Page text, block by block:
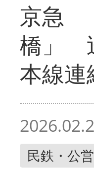
京急
橋」
本線連
民鉄・公